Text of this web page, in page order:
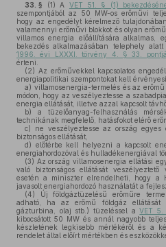
33. § (1) A VET 51. § (1)
szempontjából az 50 MW-os erőművi
hogy az engedélyt kérelmező
valamennyi erőművi blokkot és olyan
villamos energia előállítására alkalmas,
bekezdés alkalmazásában telephely
1996. évi LXXXI. törvény 4. § 33.
érteni.
(2) Az erőművekkel kapcsolatos
energiapolitikai szempontokat kell
a) villamosenergia-termelés és az
módon, hogy az veszélyeztesse a
energia ellátását, illetve azzal kapcsolt
b) a tüzelőanyag-felhasználás
technikának megfelelő, hatásfokot elérő
c) ne veszélyeztesse az ország egyes
biztonságos ellátását,
d) előtérbe kell helyezni a kapcsolt
energiahordozóval és hulladékenergiával
(3) Az ország villamosenergia ellátási
való biztonságos ellátását veszélyeztető
esetén a miniszter elrendelheti, hogy a
javasolt energiahordozó használatát a
(4) Új földgáztüzelésű erőműre
adható, ha az erőmű földgáz ellátását
gázturbina, olaj stb.) tüzeléssel aVET
kibocsátott 50 MW és annál nagyobb
készletének legkisebb mértékéről és a
rendelet által előírt mértékben és